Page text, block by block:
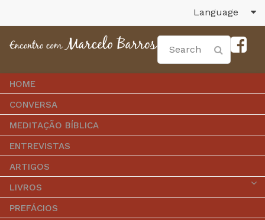
Language
HOME
CONVERSA
MEDITAÇÃO BÍBLICA
ENTREVISTAS
ARTIGOS
LIVROS
PREFÁCIOS